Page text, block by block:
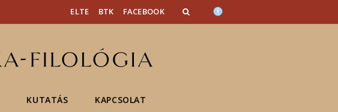
ELTE BTK FACEBOOK
KUTATÁS KAPCSOLAT